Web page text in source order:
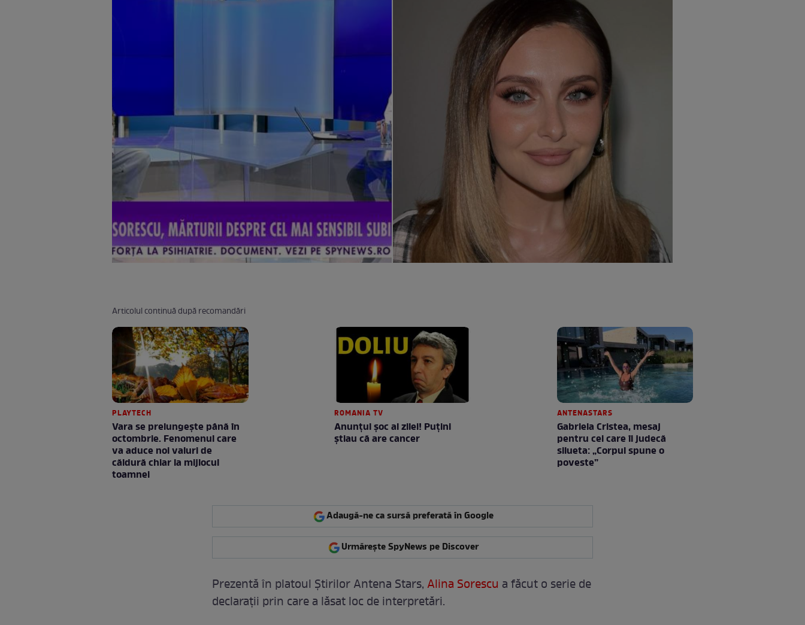
Articolul continuă după recomandări
PLAYTECH
Vara se prelungeşte până în
octombrie. Fenomenul care
va aduce noi valuri de
căldură chiar la mijlocul
toamnei
ROMANIA TV
Anunţul şoc al zilei! Puţini
ştiau că are cancer
ANTENASTARS
Gabriela Cristea, mesaj
pentru cei care îi judecă
silueta: „Corpul spune o
poveste”
Adaugă-ne ca sursă preferată în Google
Urmărește SpyNews pe Discover
Prezentă în platoul Știrilor Antena Stars, Alina Sorescu a făcut o serie de
declarații prin care a lăsat loc de interpretări.